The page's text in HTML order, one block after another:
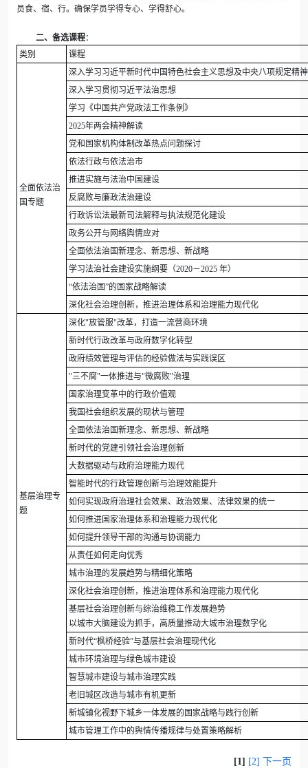
员食、宿、行。确保学员学得专心、学得舒心。
二、备选课程：
类别
课程
全面依法治
国专题
深入学习习近平新时代中国特色社会主义思想及中央八项规定精神
深入学习贯彻习近平法治思想
学习《中国共产党政法工作条例》
2025年两会精神解读
党和国家机构体制改革热点问题探讨
依法行政与依法治市
推进实施与法治中国建设
反腐败与廉政法治建设
行政诉讼法最新司法解释与执法规范化建设
政务公开与网络舆情应对
全面依法治国新理念、新思想、新战略
学习法治社会建设实施纲要（2020－2025 年）
“依法治国”的国家战略解读
深化社会治理创新，推进治理体系和治理能力现代化
基层治理专
题
深化"放管服"改革，打造一流营商环境
新时代行政改革与政府数字化转型
政府绩效管理与评估的经验做法与实践误区
"三不腐"一体推进与"微腐败"治理
国家治理变革中的行政价值观
我国社会组织发展的现状与管理
全面依法治国新理念、新思想、新战略
新时代的党建引领社会治理创新
大数据驱动与政府治理能力现代
智能时代的行政管理创新与治理效能提升
如何实现政府治理社会效果、政治效果、法律效果的统一
如何推进国家治理体系和治理能力现代化
如何提升领导干部的沟通与协调能力
从责任如何走向优秀
城市治理的发展趋势与精细化策略
深化社会治理创新，推进治理体系和治理能力现代化
基层社会治理创新与综治维稳工作发展趋势
以城市大脑建设为抓手，高质量推动大城市治理数字化
新时代“枫桥经验”与基层社会治理现代化
城市环境治理与绿色城市建设
智慧城市建设与城市治理实践
老旧城区改造与城市有机更新
新城镇化视野下城乡一体发展的国家战略与践行创新
城市管理工作中的舆情传播规律与处置策略解析
[1] [2] 下一页